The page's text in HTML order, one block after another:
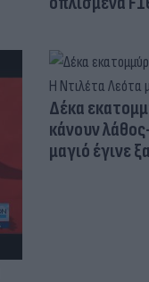
Δέκα
κάνουν
μαγιό έγινε